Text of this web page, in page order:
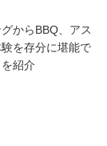
からBBQ、アス
を存分に堪能で
紹介